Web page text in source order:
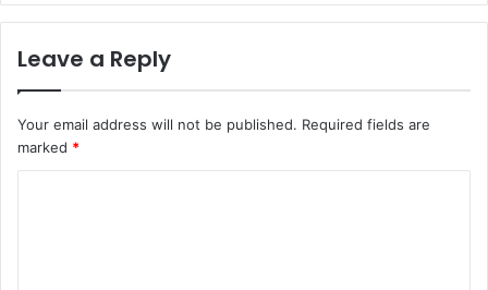
Leave a Reply
Your email address will not be published. Required fields are
marked *